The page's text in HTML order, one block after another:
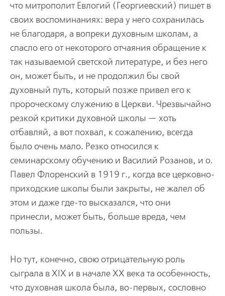
что митрополит Евлогий (Георгиевский) пишет в
своих воспоминаниях: вера у него сохранилась
не благодаря, а вопреки духовным школам, а
спасло его от некоторого отчаяния обращение к
так называемой светской литературе, и без него
он, может быть, и не продолжил бы свой
духовный путь, который позже привел его к
пророческому служению в Церкви. Чрезвычайно
резкой критики духовной школы — хоть
отбавляй, а вот похвал, к сожалению, всегда
было очень мало. Резко относился к
семинарскому обучению и Василий Розанов, и о.
Павел Флоренский в 1919 г., когда все церковно-
приходские школы были закрыты, не жалел об
этом и даже где-то высказался, что они
принесли, может быть, больше вреда, чем
пользы.
Но тут, конечно, свою отрицательную роль
сыграла в XIX и в начале XX века та особенность,
что духовная школа была, во-первых, сословно